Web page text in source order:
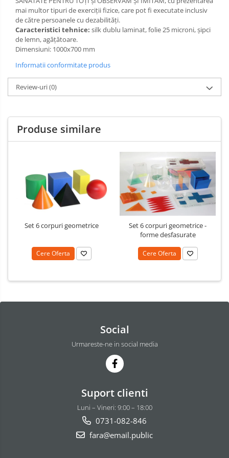
Limba engleza
Aviziere
Flipchart-uri si Rezerve
Accesorii
Panouri Afisare
Table magnetice din sticla
mai multor tipuri de exerciții fizice, care pot fi executate inclusiv
de către persoanele cu dezabilități.
Caracteristici tehnice: silk dublu laminat, folie 25 microni, şipci
de lemn, agățătoare.
Dimensiuni: 1000x700 mm
Informatii conformitate produs
Review-uri(0)
Produse similare
Set 6 corpuri geometrice
Cere Oferta
Set 6 corpuri geometrice -
forme desfasurate
Cere Oferta
Social
Urmareste-ne in social media
Suport clienti
Luni – Vineri: 9:00 – 18:00
0731-082-846
fara@email.public